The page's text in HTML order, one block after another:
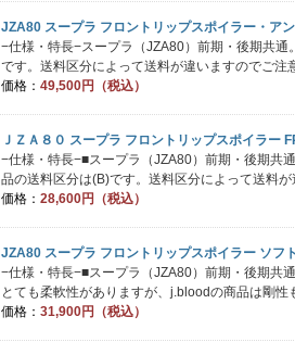
JZA80 スープラ フロントリップスポイラー・ア
−仕様・特長−スープラ（JZA80）前期・後期共
です。送料区分によって送料が違いますのでご注
価格： 49,500円（税込）
ＪＺＡ８０ スープラ フロントリップスポイラー
−仕様・特長−■スープラ（JZA80）前期・後期共
品の送料区分は(B)です。送料区分によって送料が
価格： 28,600円（税込）
JZA80 スープラ フロントリップスポイラー ソフ
−仕様・特長−■スープラ（JZA80）前期・後期共
とても柔軟性がありますが、j.bloodの商品は剛性
価格： 31,900円（税込）